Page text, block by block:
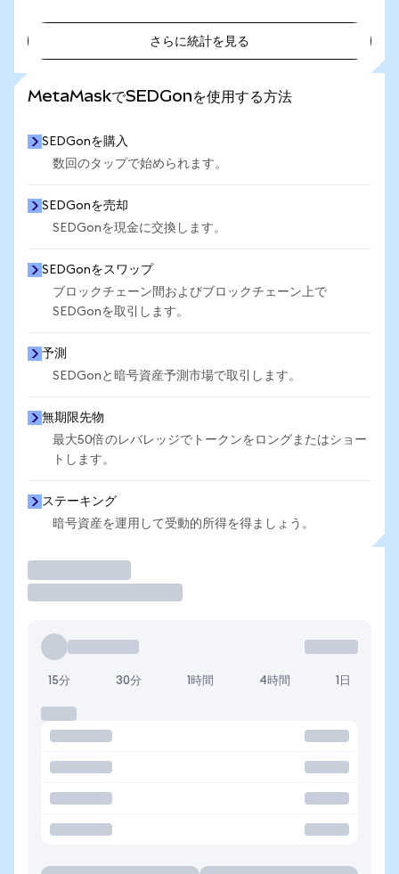
さらに統計を見る
MetaMaskでSEDGonを使用する方法
SEDGonを購入
数回のタップで始められます。
SEDGonを売却
SEDGonを現金に交換します。
SEDGonをスワップ
ブロックチェーン間およびブロックチェーン上で
SEDGonを取引します。
予測
SEDGonと暗号資産予測市場で取引します。
無期限先物
最大50倍のレバレッジでトークンをロングまたはショー
トします。
ステーキング
暗号資産を運用して受動的所得を得ましょう。
15分 30分 1時間 4時間 1日